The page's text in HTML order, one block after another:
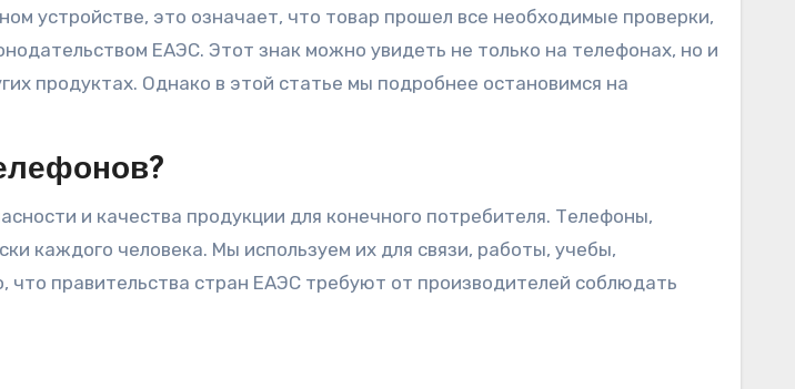
устройстве, это означает, что товар прошел все необходимые проверки,
ЕАЭС. Этот знак можно увидеть не только на телефонах, но и
продуктах. Однако в этой статье мы подробнее остановимся на
и качества продукции для конечного потребителя. Телефоны,
каждого человека. Мы используем их для связи, работы, учебы,
правительства стран ЕАЭС требуют от производителей соблюдать